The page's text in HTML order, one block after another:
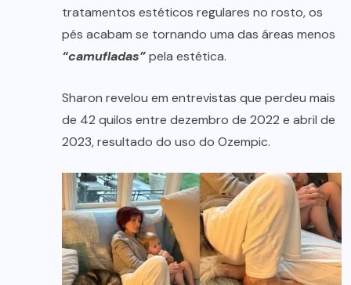
tratamentos estéticos regulares no rosto, os
pés acabam se tornando uma das áreas menos
“camufladas”pela estética.
Sharon revelou em entrevistas que perdeu mais
de 42 quilos entre dezembro de 2022 e abril de
2023, resultado do uso do Ozempic.